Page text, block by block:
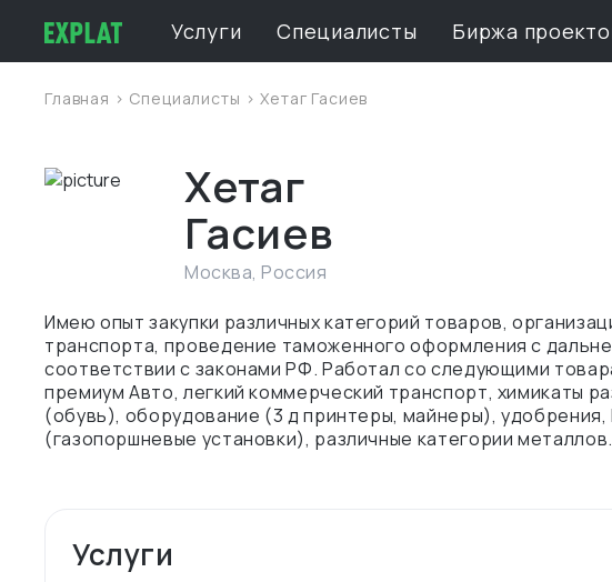
Услуги Специалисты Биржа
Главная > Специалисты > Хетаг Гасиев
Хетаг
Гасиев
Москва, Россия
Имею опыт закупки различных категорий товаров,
транспорта, проведение таможенного оформления с
соответствии с законами РФ. Работал со следующими
премиум Авто, легкий коммерческий транспорт, химикаты
(обувь), оборудование (3 д принтеры, майнеры),
(газопоршневые установки), различные категории металлов.
Услуги